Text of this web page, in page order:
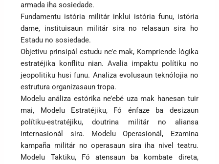
armada iha sosiedade.
Fundamentu istória militár inklui istória funu, istória
dame, instituisaun militár sira no relasaun sira ho
Estadu no sosiedade.
Objetivu prinsipál estudu ne’e mak, Kompriende lógika
estratéjika konflitu nian. Avalia impaktu polítiku no
jeopolitiku husi funu. Analiza evolusaun teknólojia no
estrutura organizasaun tropa.
Modelu análiza estórika ne’ebé uza mak hanesan tuir
mai, Modelu Estratéjiku, Fó énfaze ba desizaun
polítiku-estratéjiku, doutrina militár no aliansa
internasionál sira. Modelu Operasionál, Ezamina
kampaña militár no operasaun sira iha nivel teatru.
Modelu Taktiku, Fó atensaun ba kombate direta,